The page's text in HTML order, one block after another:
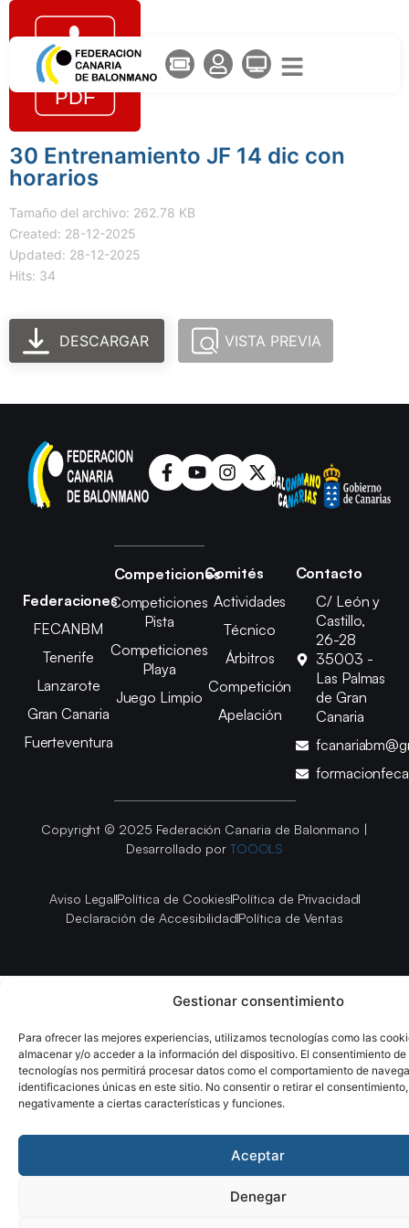
Gestionar consentimiento
Para ofrecer las mejores experiencias, utilizamos tecnologías como las
almacenar y/o acceder a la información del dispositivo. El consentimiento de
tecnologías nos permitirá procesar datos como el comportamiento de
identificaciones únicas en este sitio. No consentir o retirar el
negativamente a ciertas características y funciones.
Aceptar
Denegar
30 Entrenamiento JF 14 dic con
horarios
Tamaño del archivo: 262.78 KB
Created: 28-12-2025
Updated: 28-12-2025
Hits: 34
DESCARGAR VISTA PREVIA
Federaciones
FECANBM
Tenerife
Lanzarote
Gran Canaria
Fuerteventura
Competiciones
Competiciones
Pista
Competiciones
Playa
Juego Limpio
Comités
Actividades
Técnico
Árbitros
Competición
Apelación
Contacto
C/ León y
Castillo,
26-28
35003 -
Las Palmas
de Gran
Canaria
Copyright © 2025 Federación Canaria de Balonmano |
Desarrollado por TOOOLS
Aviso LegalPolítica de CookiesPolítica de Privacidad
Declaración de AccesibilidadPolítica de Ventas